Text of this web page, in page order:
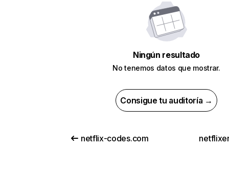
Ningún resultado
No tenemos datos que mostrar.
Consigue tu auditoría →
netflix-codes.com